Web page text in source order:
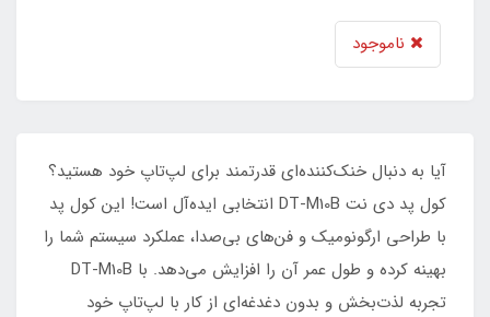
ناموجود
آیا به دنبال خنک‌کننده‌ای قدرتمند برای لپ‌تاپ خود هستید؟
کول پد دی نت DT-M10B انتخابی ایده‌آل است! این کول پد
با طراحی ارگونومیک و فن‌های بی‌صدا، عملکرد سیستم شما را
بهینه کرده و طول عمر آن را افزایش می‌دهد. با DT-M10B
تجربه لذت‌بخش و بدون دغدغه‌ای از کار با لپ‌تاپ خود